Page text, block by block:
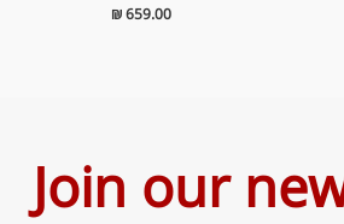
₪659.00
Join our